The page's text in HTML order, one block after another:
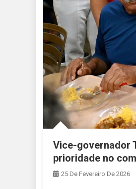
Vice-governador
prioridade no
25 De Fevereiro De 2026